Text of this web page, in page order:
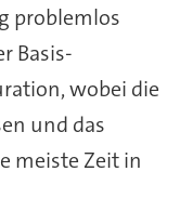
problemlos
Basis-
wobei die
und das
meiste Zeit in